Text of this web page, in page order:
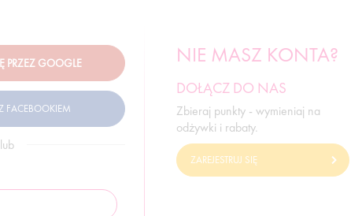
lub
NIE MASZ KONTA?
DOŁĄCZ DO NAS
Zbieraj punkty - wymieniaj na
odżywki i rabaty.
ZAREJESTRUJ SIĘ